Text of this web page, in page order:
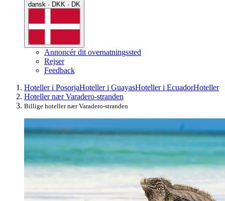
dansk · DKK · DK
Annoncér dit overnatningssted
Rejser
Feedback
Hoteller i PosorjaHoteller i GuayasHoteller i EcuadorHoteller
Hoteller nær Varadero-stranden
Billige hoteller nær Varadero-stranden